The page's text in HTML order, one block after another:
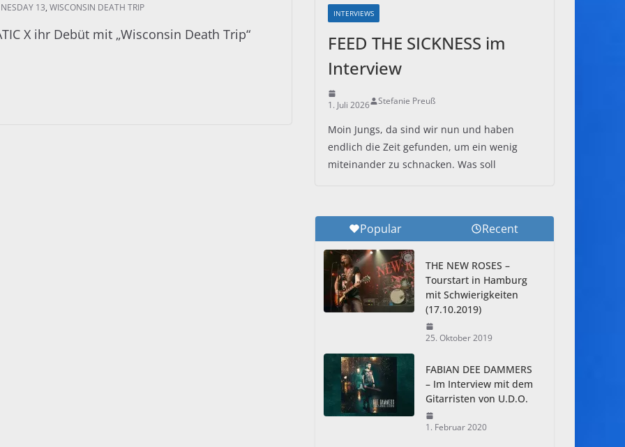
13, WISCONSIN DEATH TRIP
X ihr Debüt mit „Wisconsin Death Trip“
INTERVIEWS
FEED THE SICKNESS im
Interview
1. Juli 2026 Stefanie Preuß
Moin Jungs, da sind wir nun und haben
endlich die Zeit gefunden, um ein wenig
miteinander zu schnacken. Was soll
Popular Recent
THE NEW ROSES –
Tourstart in Hamburg
mit Schwierigkeiten
(17.10.2019)
25. Oktober 2019
FABIAN DEE DAMMERS
– Im Interview mit dem
Gitarristen von U.D.O.
1. Februar 2020